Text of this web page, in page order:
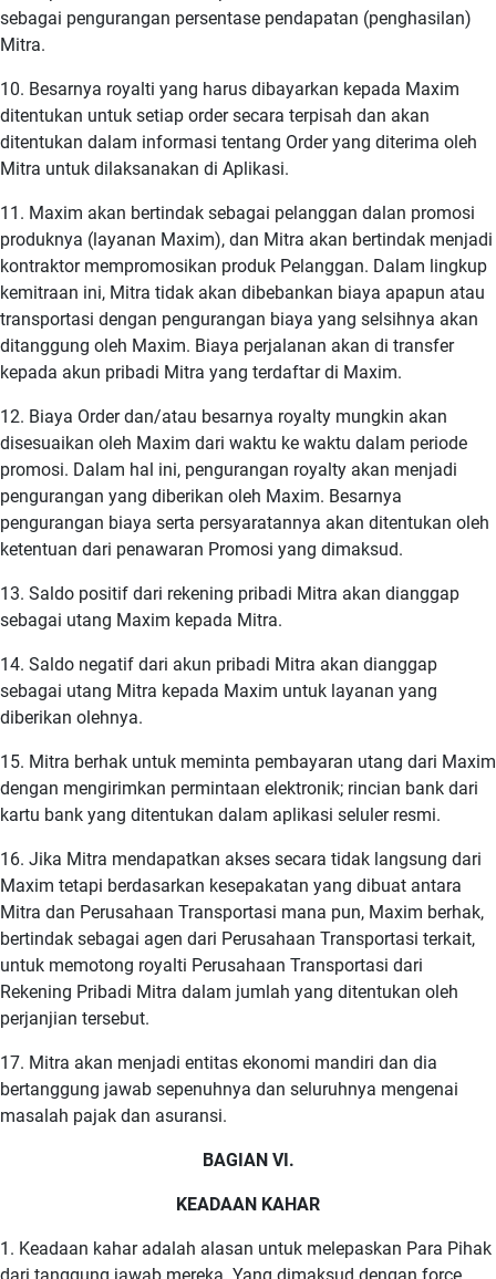
sebagai pengurangan persentase pendapatan (penghasilan)
Mitra.
10. Besarnya royalti yang harus dibayarkan kepada Maxim
ditentukan untuk setiap order secara terpisah dan akan
ditentukan dalam informasi tentang Order yang diterima oleh
Mitra untuk dilaksanakan di Aplikasi.
11. Maxim akan bertindak sebagai pelanggan dalan promosi
produknya (layanan Maxim), dan Mitra akan bertindak menjadi
kontraktor mempromosikan produk Pelanggan. Dalam lingkup
kemitraan ini, Mitra tidak akan dibebankan biaya apapun atau
transportasi dengan pengurangan biaya yang selsihnya akan
ditanggung oleh Maxim. Biaya perjalanan akan di transfer
kepada akun pribadi Mitra yang terdaftar di Maxim.
12. Biaya Order dan/atau besarnya royalty mungkin akan
disesuaikan oleh Maxim dari waktu ke waktu dalam periode
promosi. Dalam hal ini, pengurangan royalty akan menjadi
pengurangan yang diberikan oleh Maxim. Besarnya
pengurangan biaya serta persyaratannya akan ditentukan oleh
ketentuan dari penawaran Promosi yang dimaksud.
13. Saldo positif dari rekening pribadi Mitra akan dianggap
sebagai utang Maxim kepada Mitra.
14. Saldo negatif dari akun pribadi Mitra akan dianggap
sebagai utang Mitra kepada Maxim untuk layanan yang
diberikan olehnya.
15. Mitra berhak untuk meminta pembayaran utang dari Maxim
dengan mengirimkan permintaan elektronik; rincian bank dari
kartu bank yang ditentukan dalam aplikasi seluler resmi.
16. Jika Mitra mendapatkan akses secara tidak langsung dari
Maxim tetapi berdasarkan kesepakatan yang dibuat antara
Mitra dan Perusahaan Transportasi mana pun, Maxim berhak,
bertindak sebagai agen dari Perusahaan Transportasi terkait,
untuk memotong royalti Perusahaan Transportasi dari
Rekening Pribadi Mitra dalam jumlah yang ditentukan oleh
perjanjian tersebut.
17. Mitra akan menjadi entitas ekonomi mandiri dan dia
bertanggung jawab sepenuhnya dan seluruhnya mengenai
masalah pajak dan asuransi.
BAGIAN VI.
KEADAAN KAHAR
1. Keadaan kahar adalah alasan untuk melepaskan Para Pihak
dari tanggung jawab mereka. Yang dimaksud dengan force